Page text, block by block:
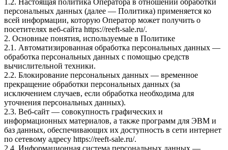
персональных данных (далее — Политика) применяется ко
всей информации, которую Оператор может получить о
посетителях веб-сайта https://reeft-sale.ru/.
2. Основные понятия, используемые в Политике
2.1. Автоматизированная обработка персональных данных —
обработка персональных данных с помощью средств
вычислительной техники.
2.2. Блокирование персональных данных — временное
прекращение обработки персональных данных (за
исключением случаев, если обработка необходима для
уточнения персональных данных).
2.3. Веб-сайт — совокупность графических и
информационных материалов, а также программ для ЭВМ и
баз данных, обеспечивающих их доступность в сети интернет
по сетевому адресу https://reeft-sale.ru/.
2.4. Информационная система персональных данных —